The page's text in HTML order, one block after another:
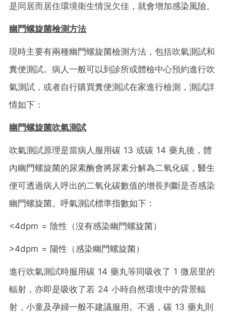
是同居而居住環境衛生情況欠佳，就會增加感染風險。
幽門螺旋菌檢測方法
現時主要有兩種幽門螺旋菌檢測方法，包括吹氣測試和
糞便測試。病人一般可以到診所或體檢中心預約進行吹
氣測試，或者自行購買糞便測試在家進行檢測，測試詳
情如下：
幽門螺旋菌吹氣測試
吹氣測試原理是當病人服用碳 13 或碳 14 藥丸後，體
內幽門螺旋菌的尿素酶會將尿素分解為二氧化碳，醫生
便可透過病人呼出的二氧化碳數值的增長判斷是否感染
幽門螺旋菌。呼氣測試標準指數如下：
<4dpm = 陰性（沒有感染幽門螺旋菌）
>4dpm = 陽性（感染幽門螺旋菌）
進行吹氣測試時服用碳 14 藥丸等同吸收了 1 微居里的
輻射，亦即是吸收了若 24 小時自然環境中的背景輻
射，小童及孕婦一般不建議服用。不過，碳 13 藥丸則